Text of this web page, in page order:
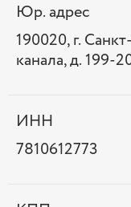
Юр. адрес
190020, г.
канала, д. 199-
ИНН
7810612773